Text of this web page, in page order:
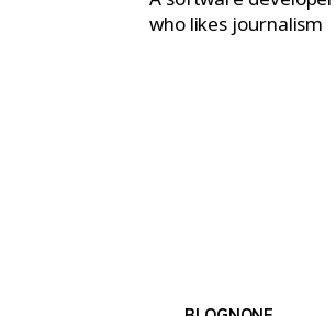
who likes journalism